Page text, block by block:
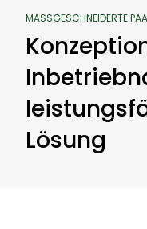
MASSGESCHNEIDERTE
Lösung